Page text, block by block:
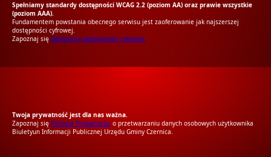
Spełniamy standardy dostępności WCAG 2.2 (poziom AA) oraz prawie wszystkie
(poziom AAA).
Fundamentem powstania obecnego serwisu jest zaoferowanie jak najszerszej
dostępności cyfrowej.
Zapoznaj się Deklaracją dostępności cyfrowej.
Twoja prywatność jest dla nas ważna.
Zapoznaj się Polityką Prywatności o przetwarzaniu danych osobowych użytkownika
Biuletyun Informacji Publicznej Urzędu Gminy Czernica.